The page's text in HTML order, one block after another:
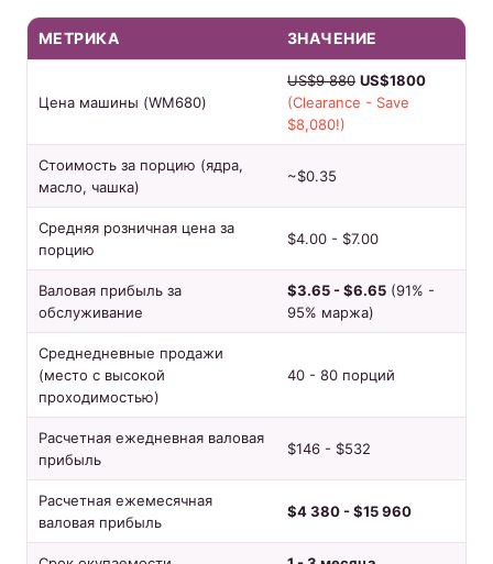
МЕТРИКА ЗНАЧЕНИЕ
Цена машины (WM680)
US$9 880 US$1800
(Clearance - Save
$8,080!)
Стоимость за порцию (ядра,
масло, чашка)
~$0.35
Средняя розничная цена за
порцию
$4.00 - $7.00
Валовая прибыль за
обслуживание
$3.65 - $6.65 (91% -
95% маржа)
Среднедневные продажи
(место с высокой
проходимостью)
40 - 80 порций
Расчетная ежедневная валовая
прибыль
$146 - $532
Расчетная ежемесячная
валовая прибыль
$4 380 - $15 960